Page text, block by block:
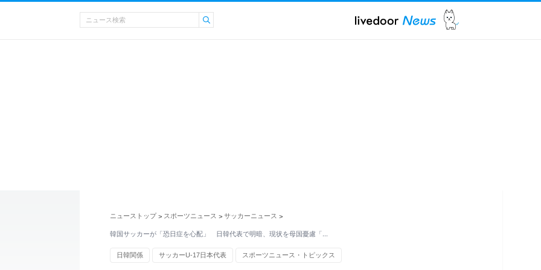
ニューストップ > スポーツニュース > サッカーニュース >
韓国サッカーが「恐日症を心配」 日韓代表で明暗、現状を母国憂慮「…
日韓関係 サッカーU-17日本代表 スポーツニュース・トピックス